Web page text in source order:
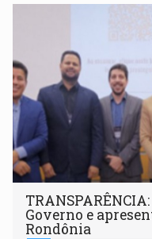
Governo e
Rondônia